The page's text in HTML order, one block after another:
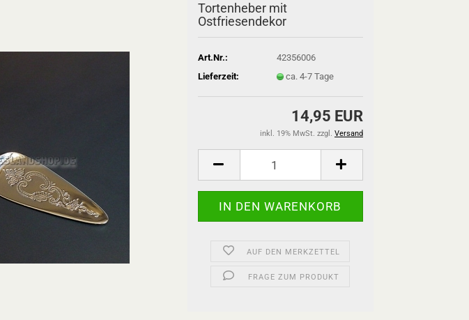
Tortenheber mit
Ostfriesendekor
Art.Nr.:
42356006
Lieferzeit:
ca. 4-7 Tage
14,95 EUR
inkl. 19% MwSt. zzgl. Versand
AUF DEN MERKZETTEL
FRAGE ZUM PRODUKT